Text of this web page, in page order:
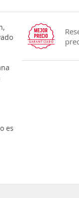
es